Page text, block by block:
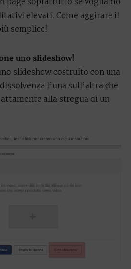
elevati. Come aggirare il
semplice!
uno slideshow!
slideshow costruito con una
l’una sull’altra che
alla stregua di un